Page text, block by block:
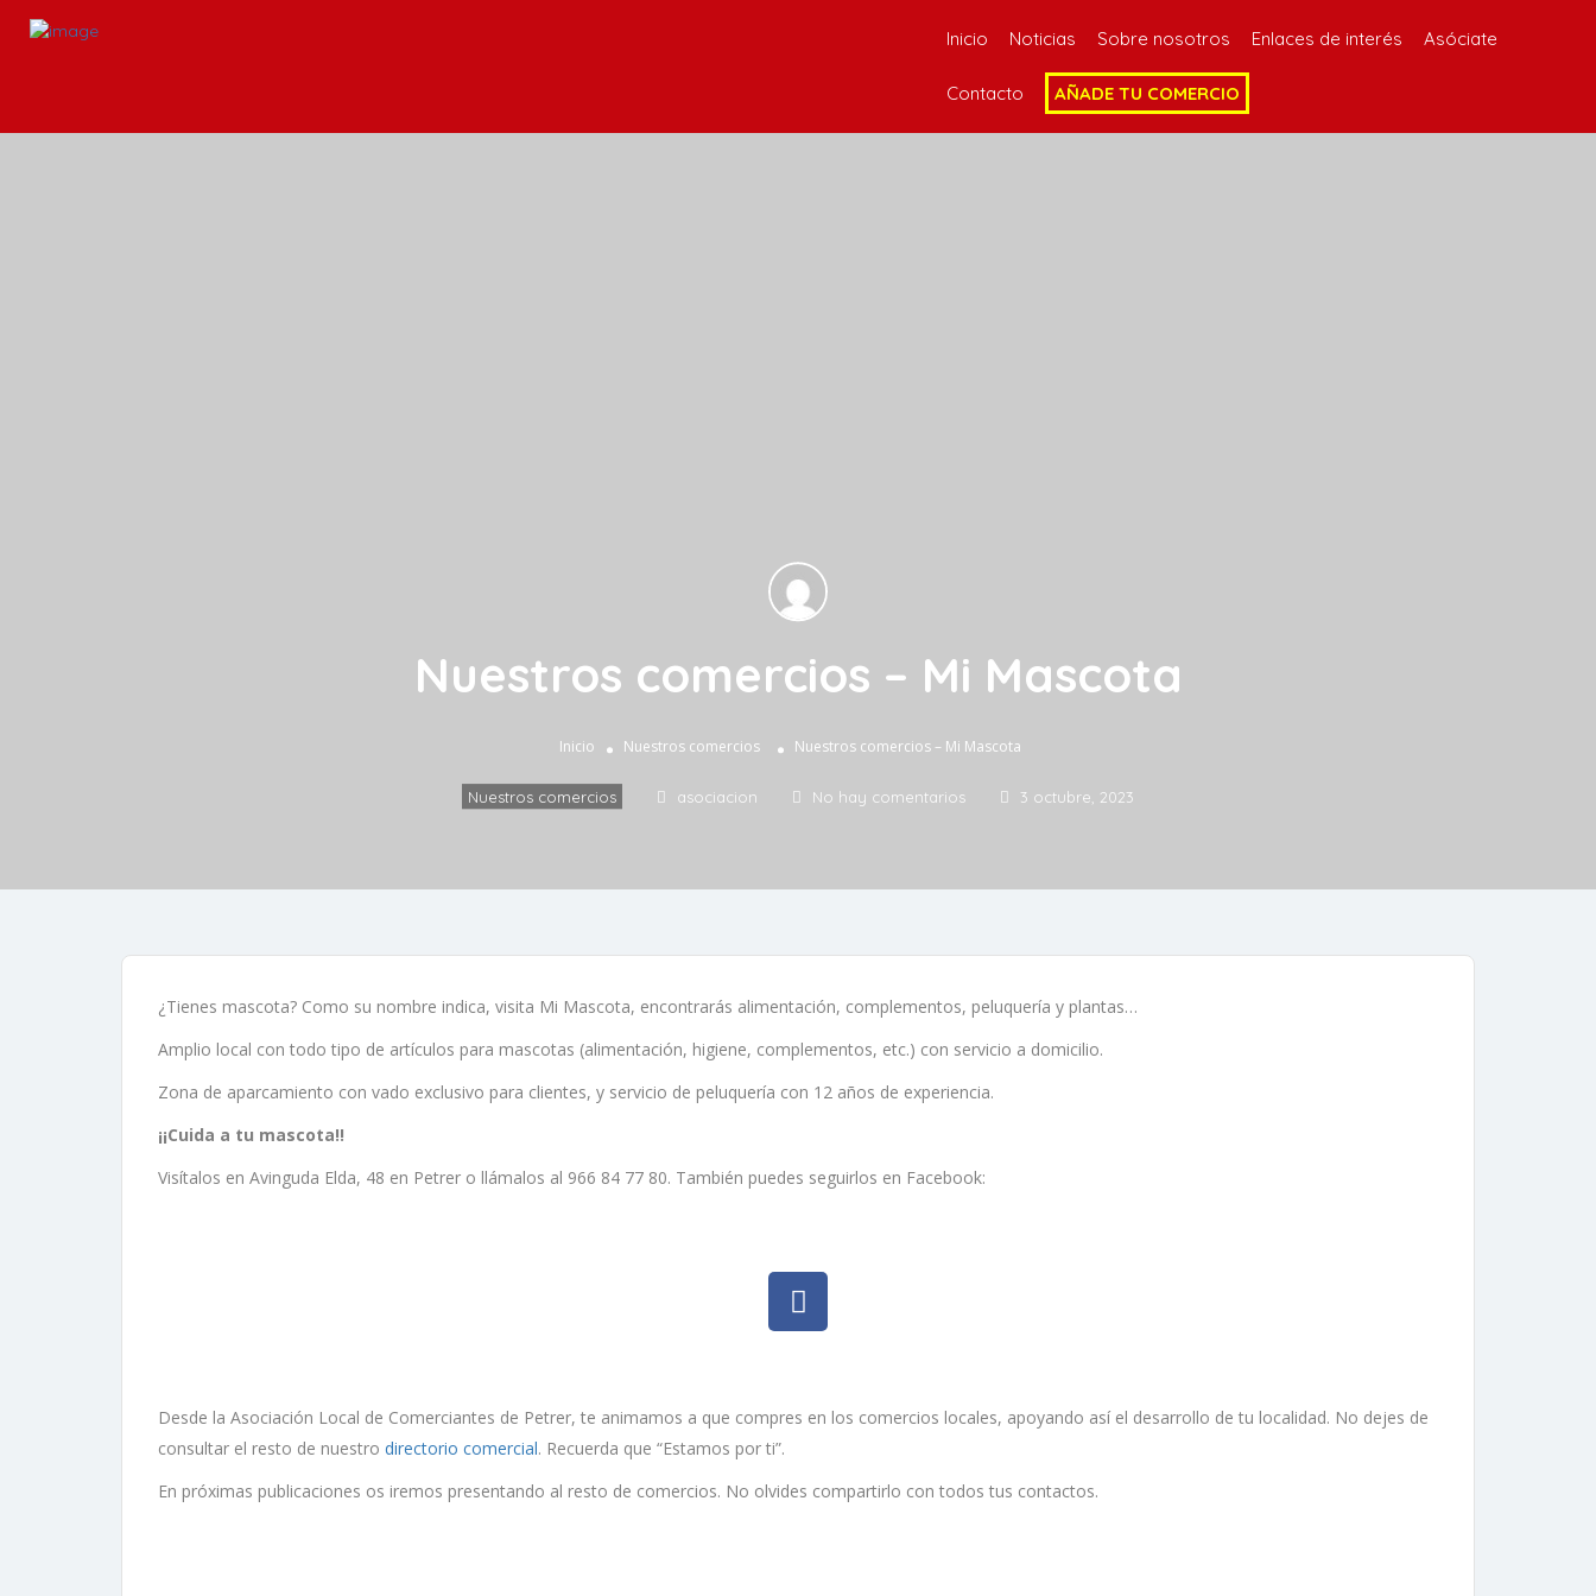
Inicio Noticias Sobre nosotros Enlaces de interés Asóciate
Contacto AÑADE TU COMERCIO
Nuestros comercios – Mi Mascota
Inicio Nuestros comercios Nuestros comercios – Mi Mascota
Nuestros comercios asociacion No hay comentarios 3 octubre, 2023
¿Tienes mascota? Como su nombre indica, visita Mi Mascota, encontrarás alimentación, complementos, peluquería y plantas…
Amplio local con todo tipo de artículos para mascotas (alimentación, higiene, complementos, etc.) con servicio a domicilio.
Zona de aparcamiento con vado exclusivo para clientes, y servicio de peluquería con 12 años de experiencia.
¡¡Cuida a tu mascota!!
Visítalos en Avinguda Elda, 48 en Petrer o llámalos al 966 84 77 80. También puedes seguirlos en Facebook:
Desde la Asociación Local de Comerciantes de Petrer, te animamos a que compres en los comercios locales, apoyando así el desarrollo de tu localidad. No dejes de
consultar el resto de nuestro directorio comercial. Recuerda que “Estamos por ti”.
En próximas publicaciones os iremos presentando al resto de comercios. No olvides compartirlo con todos tus contactos.